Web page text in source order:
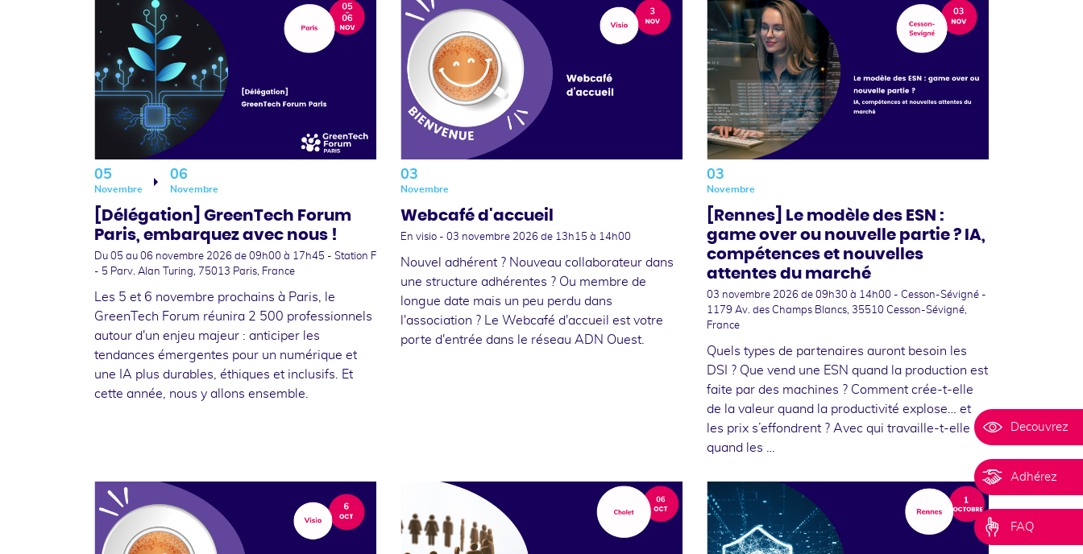
05
Novembre
06
Novembre
[Délégation] GreenTech Forum
Paris, embarquez avec nous !
Du 05 au 06 novembre 2026 de 09h00 à 17h45 - Station F
- 5 Parv. Alan Turing, 75013 Paris, France
Les 5 et 6 novembre prochains à Paris, le
GreenTech Forum réunira 2 500 professionnels
autour d'un enjeu majeur : anticiper les
tendances émergentes pour un numérique et
une IA plus durables, éthiques et inclusifs. Et
cette année, nous y allons ensemble.
03
Novembre
Webcafé d'accueil
En visio - 03 novembre 2026 de 13h15 à 14h00
Nouvel adhérent ? Nouveau collaborateur dans
une structure adhérentes ? Ou membre de
longue date mais un peu perdu dans
l'association ? Le Webcafé d'accueil est votre
porte d'entrée dans le réseau ADN Ouest.
03
Novembre
[Rennes] Le modèle des ESN :
game over ou nouvelle partie ? IA,
compétences et nouvelles
attentes du marché
03 novembre 2026 de 09h30 à 14h00 - Cesson-Sévigné -
1179 Av. des Champs Blancs, 35510 Cesson-Sévigné,
France
Quels types de partenaires auront besoin les
DSI ? Que vend une ESN quand la production est
faite par des machines ? Comment crée-t-elle
de la valeur quand la productivité explose… et
les prix s’effondrent ? Avec qui travaille-t-elle
quand les …
Decouvrez
Adhérez
FAQ